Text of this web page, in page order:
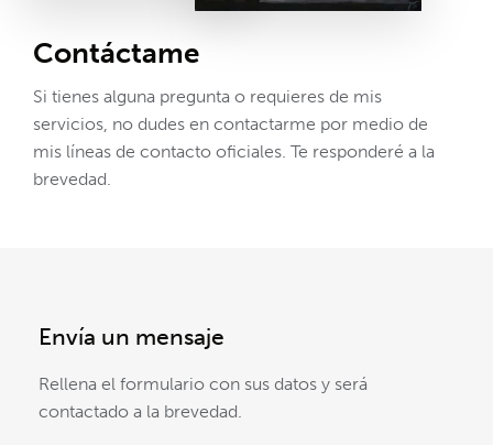
Contáctame
Si tienes alguna pregunta o requieres de mis
servicios, no dudes en contactarme por medio de
mis líneas de contacto oficiales. Te responderé a la
brevedad.
Envía un mensaje
Rellena el formulario con sus datos y será
contactado a la brevedad.